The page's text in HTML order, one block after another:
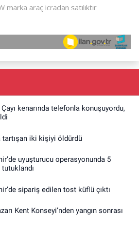
kenarında telefonla konuşuyordu,
tartışan iki kişiyi öldürdü
uyuşturucu operasyonunda 5
sipariş edilen tost küflü çıktı
Kent Konseyi’nden yangın sonrası